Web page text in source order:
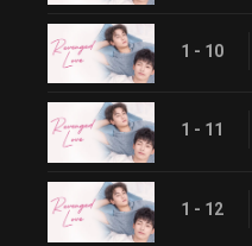
1 - 10
1 - 11
1 - 12